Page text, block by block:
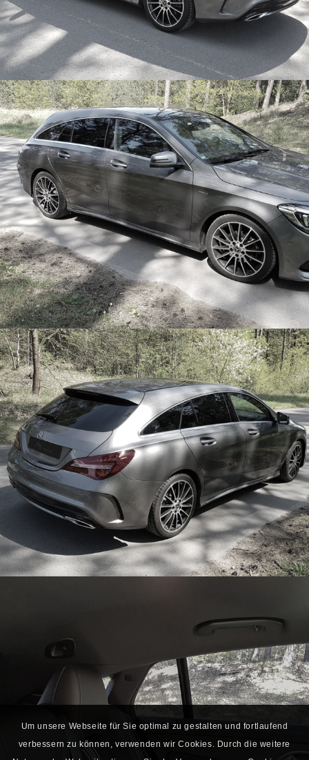
Um unsere Webseite für Sie optimal zu gestalten und fortlaufend
verbessern zu können, verwenden wir Cookies. Durch die weitere